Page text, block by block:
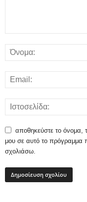
αποθηκεύστε το όνομα,
μου σε αυτό το πρόγραμμα
σχολιάσω.